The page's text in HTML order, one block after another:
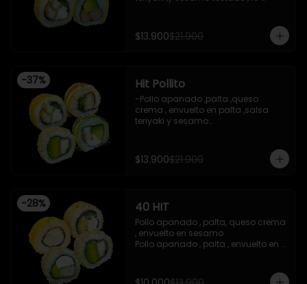
,envuelto en palta ,salsa
acevichada ,y chichimi , 10 piezas
$13.900$21.900
-37% Hit Pollito
-Pollo apanado ,palta ,queso
crema , envuelto en palta ,salsa
teriyaki y sesamo
-Pollo apanado , cebollin , apanado
en panko , salsa umami , salsa
-incluye 2 salsas de soya , 1 salsa
teriyaki , 1wasabi , 1 gengibre , 3
palitos .
-Imagen referencial .
$13.900$21.900
-28% 40 HIT
Pollo apanado , palta, queso crema
, envuelto en sesamo
Pollo apanado , palta , envuelto en
apanado en panko